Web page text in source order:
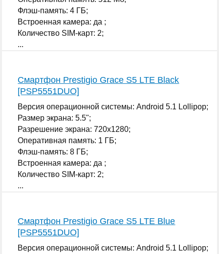
Флэш-память: 4 ГБ;
Встроенная камера: да ;
Количество SIM-карт: 2;
...
Смартфон Prestigio Grace S5 LTE Black
[PSP5551DUO]
Версия операционной системы: Android 5.1 Lollipop;
Размер экрана: 5.5";
Разрешение экрана: 720x1280;
Оперативная память: 1 ГБ;
Флэш-память: 8 ГБ;
Встроенная камера: да ;
Количество SIM-карт: 2;
...
Смартфон Prestigio Grace S5 LTE Blue
[PSP5551DUO]
Версия операционной системы: Android 5.1 Lollipop;